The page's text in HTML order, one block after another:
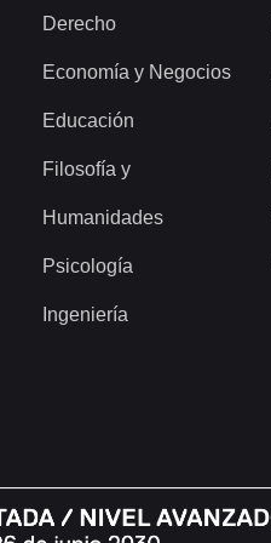
Derecho
Economía y Negocios
Educación
Filosofía y
Humanidades
Psicología
Ingeniería